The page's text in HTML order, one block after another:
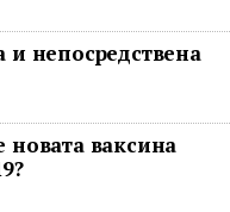
и непосредствена
новата ваксина